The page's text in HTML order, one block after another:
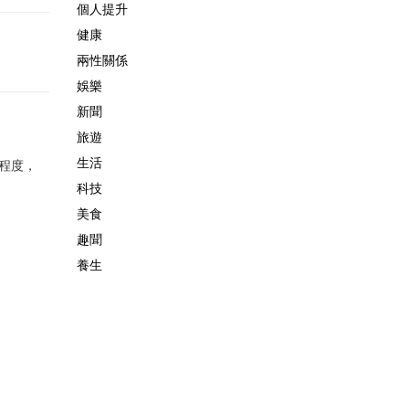
個人提升
健康
兩性關係
娛樂
新聞
旅遊
生活
科技
美食
趣聞
養生
度，